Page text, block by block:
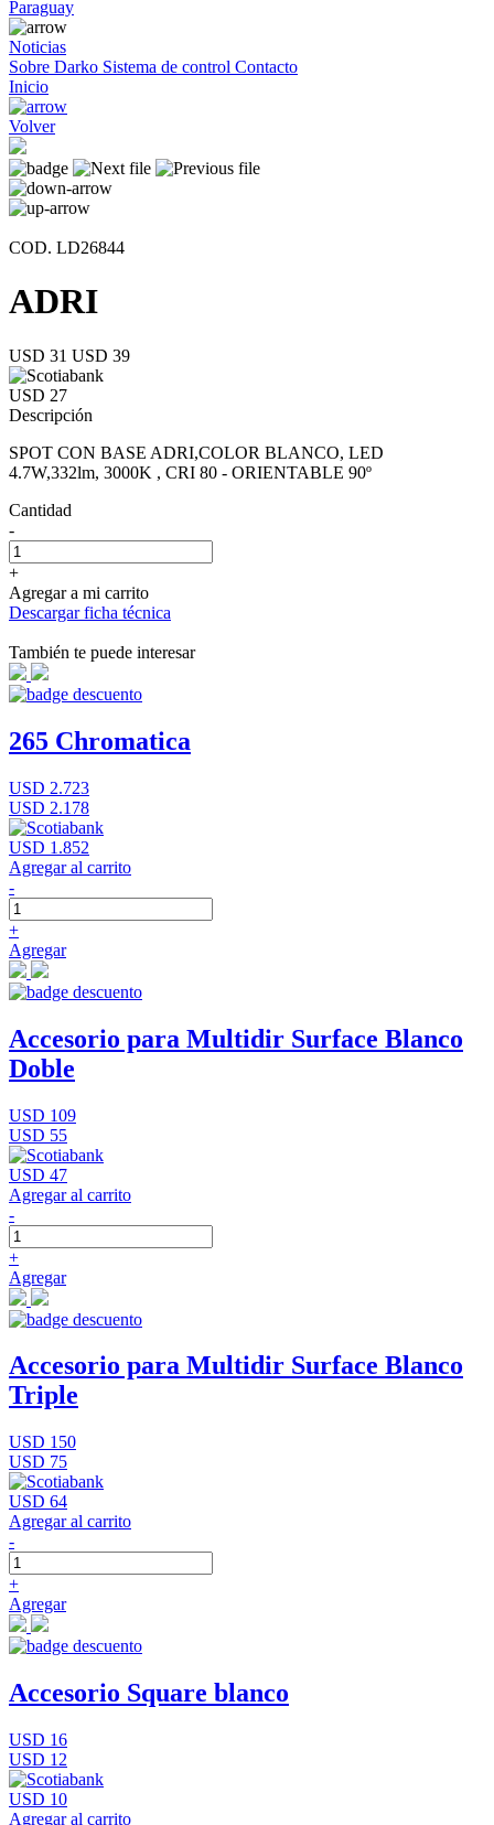
Paraguay
Noticias
Sobre Darko Sistema de control Contacto
Inicio
Volver
COD. LD26844
ADRI
USD 31 USD 39
USD 27
Descripción
SPOT CON BASE ADRI,COLOR BLANCO, LED
4.7W,332lm, 3000K , CRI 80 - ORIENTABLE 90º
Cantidad
-
+
Agregar a mi carrito
Descargar ficha técnica
También te puede interesar
265 Chromatica
USD 2.723
USD 2.178
USD 1.852
Agregar al carrito
-
+
Agregar
Accesorio para Multidir Surface Blanco
Doble
USD 109
USD 55
USD 47
Agregar al carrito
-
+
Agregar
Accesorio para Multidir Surface Blanco
Triple
USD 150
USD 75
USD 64
Agregar al carrito
-
+
Agregar
Accesorio Square blanco
USD 16
USD 12
USD 10
Agregar al carrito